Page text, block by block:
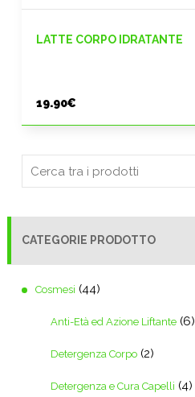
LATTE CORPO IDRATANTE
19.90€
CATEGORIE PRODOTTO
Cosmesi (44)
Anti-Età ed Azione Liftante (6)
Detergenza Corpo (2)
Detergenza e Cura Capelli (4)